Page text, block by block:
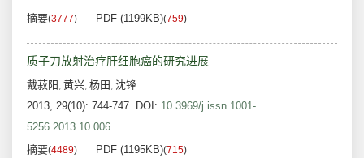
摘要(3777) PDF (1199KB)(759)
质子刀放射治疗肝细胞癌的研究进展
戴菽阳 , 黄兴, 杨田 , 沈锋
2013, 29(10): 744-747. DOI: 10.3969/j.issn.1001-
5256.2013.10.006
摘要(4489) PDF (1195KB)(715)